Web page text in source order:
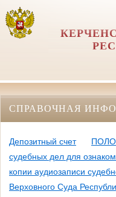
СПРАВОЧНАЯ
Депозитный счет
судебных дел для
копии аудиозаписи
Верховного Суда